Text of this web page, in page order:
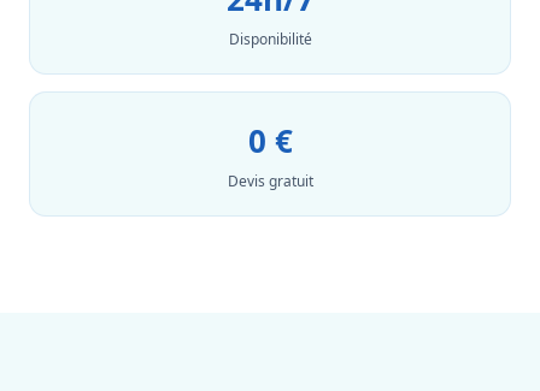
Disponibilité
0 €
Devis gratuit